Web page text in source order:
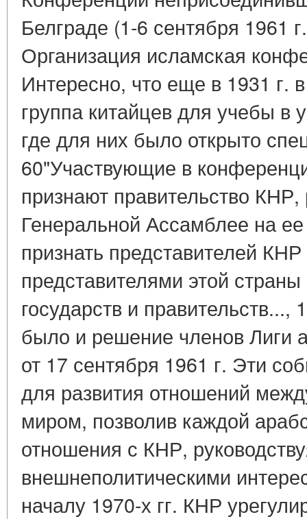
Белграде (1-6 сентября 1961
Организация исламская
Интересно, что еще в 1931 г.
группа китайцев для учебы в
где для них было открыто
60"Участвующие в
признают правительство
Генеральной Ассамблее на
признать представителей
представителями этой
государств и
было и решение членов Лиги
от 17 сентября 1961 г. Эти
для развития отношений
миром, позволив каждой
отношения с КНР,
внешнеполитическими
началу 1970-х гг. КНР